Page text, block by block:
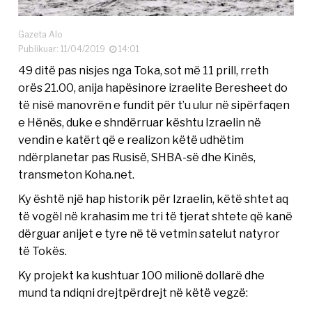
Gazeta Alo
Publikuar: 11/04/2019
14:01
49 ditë pas nisjes nga Toka, sot më 11 prill, rreth
orës 21.00, anija hapësinore izraelite Beresheet do
të nisë manovrën e fundit për t’u ulur në sipërfaqen
e Hënës, duke e shndërruar kështu Izraelin në
vendin e katërt që e realizon këtë udhëtim
ndërplanetar pas Rusisë, SHBA-së dhe Kinës,
transmeton Koha.net.
Ky është një hap historik për Izraelin, këtë shtet aq
të vogël në krahasim me tri të tjerat shtete që kanë
dërguar anijet e tyre në të vetmin satelut natyror
të Tokës.
Ky projekt ka kushtuar 100 milionë dollarë dhe
mund ta ndiqni drejtpërdrejt në këtë vegzë: